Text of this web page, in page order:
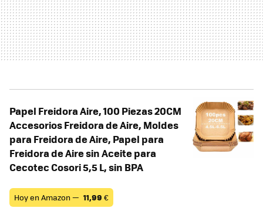
Papel Freidora Aire, 100 Piezas 20CM
Accesorios Freidora de Aire, Moldes
para Freidora de Aire, Papel para
Freidora de Aire sin Aceite para
Cecotec Cosori 5,5 L, sin BPA
Hoy en Amazon — 11,99 €